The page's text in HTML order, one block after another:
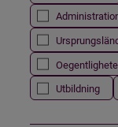
Utbildning